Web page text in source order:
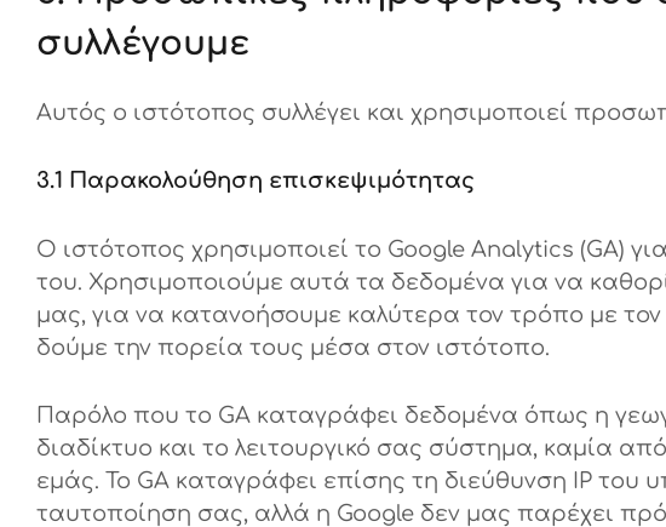
συλλέγουμε
Αυτός ο ιστότοπος συλλέγει και χρησιμοποιεί
3.1 Παρακολούθηση επισκεψιμότητας
Ο ιστότοπος χρησιμοποιεί το Google Analytics (GA)
του. Χρησιμοποιούμε αυτά τα δεδομένα για να
μας, για να κατανοήσουμε καλύτερα τον τρόπο με τον
δούμε την πορεία τους μέσα στον ιστότοπο.
Παρόλο που το GA καταγράφει δεδομένα όπως η
διαδίκτυο και το λειτουργικό σας σύστημα, καμία
εμάς. Το GA καταγράφει επίσης τη διεύθυνση IP του
ταυτοποίηση σας, αλλά η Google δεν μας παρέχει